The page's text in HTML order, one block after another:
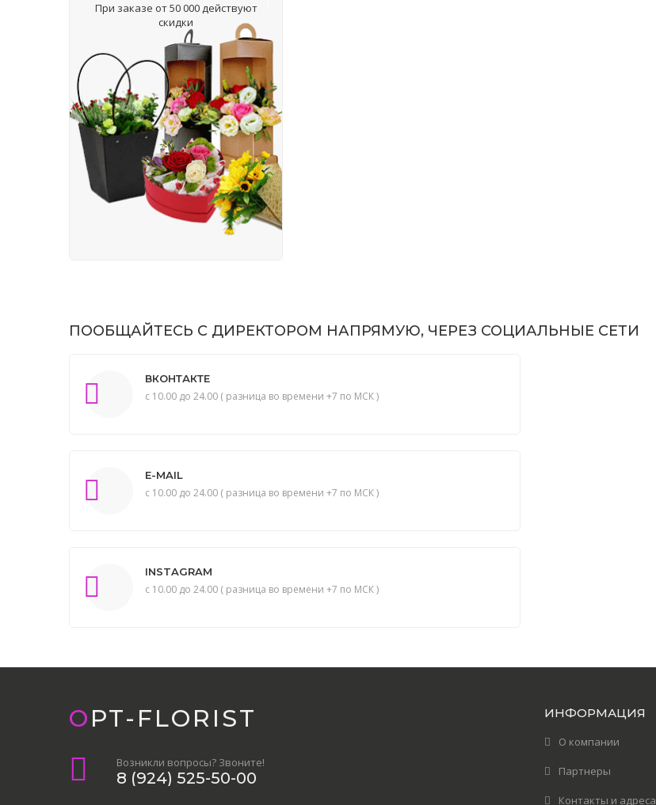
При заказе от 50 000 действуют
скидки
ПООБЩАЙТЕСЬ С ДИРЕКТОРОМ НАПРЯМУЮ, ЧЕРЕЗ СОЦИАЛЬНЫЕ СЕТИ
ВКОНТАКТЕ
с 10.00 до 24.00 ( разница во времени +7 по МСК )
E-MAIL
с 10.00 до 24.00 ( разница во времени +7 по МСК )
INSTAGRAM
с 10.00 до 24.00 ( разница во времени +7 по МСК )
OPT-FLORIST
Возникли вопросы? Звоните!
8 (924) 525-50-00
ИНФОРМАЦИЯ
О компании
Партнеры
Контакты и адреса